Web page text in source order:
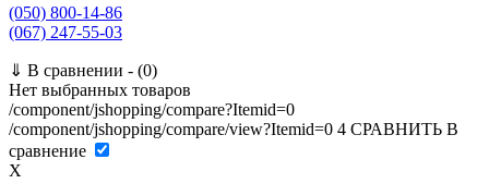
(050) 800-14-86
(067) 247-55-03
⇓ В сравнении - (0)
Нет выбранных товаров
/component/jshopping/compare?Itemid=0
/component/jshopping/compare/view?Itemid=0 4 СРАВНИТЬ В
сравнение
X